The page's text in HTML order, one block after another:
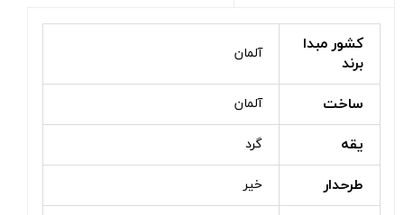
کشور مبدا
برند
آلمان
ساخت آلمان
یقه گرد
طرحدار خیر